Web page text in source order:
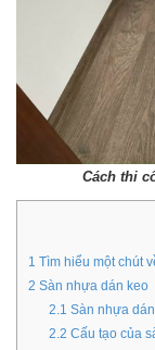
Cách thi
1 Tìm hiểu một chút
2 Sàn nhựa dán keo
2.1 Sàn nhựa
2.2 Cấu tạo của